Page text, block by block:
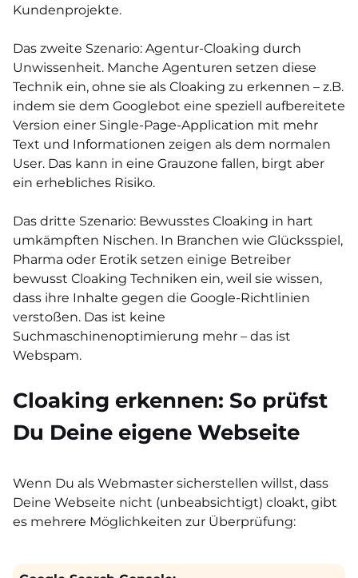
Kundenprojekte.
Das zweite Szenario: Agentur-Cloaking durch
Unwissenheit. Manche Agenturen setzen diese
Technik ein, ohne sie als Cloaking zu erkennen – z.B.
indem sie dem Googlebot eine speziell aufbereitete
Version einer Single-Page-Application mit mehr
Text und Informationen zeigen als dem normalen
User. Das kann in eine Grauzone fallen, birgt aber
ein erhebliches Risiko.
Das dritte Szenario: Bewusstes Cloaking in hart
umkämpften Nischen. In Branchen wie Glücksspiel,
Pharma oder Erotik setzen einige Betreiber
bewusst Cloaking Techniken ein, weil sie wissen,
dass ihre Inhalte gegen die Google-Richtlinien
verstoßen. Das ist keine
Suchmaschinenoptimierung mehr – das ist
Webspam.
Cloaking erkennen: So prüfst
Du Deine eigene Webseite
Wenn Du als Webmaster sicherstellen willst, dass
Deine Webseite nicht (unbeabsichtigt) cloakt, gibt
es mehrere Möglichkeiten zur Überprüfung: